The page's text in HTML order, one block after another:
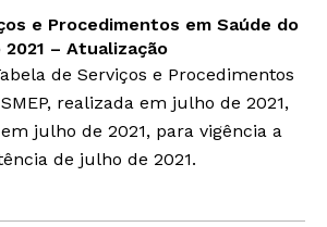
e Procedimentos em Saúde do
2021 – Atualização
de Serviços e Procedimentos
realizada em julho de 2021,
julho de 2021, para vigência a
de julho de 2021.